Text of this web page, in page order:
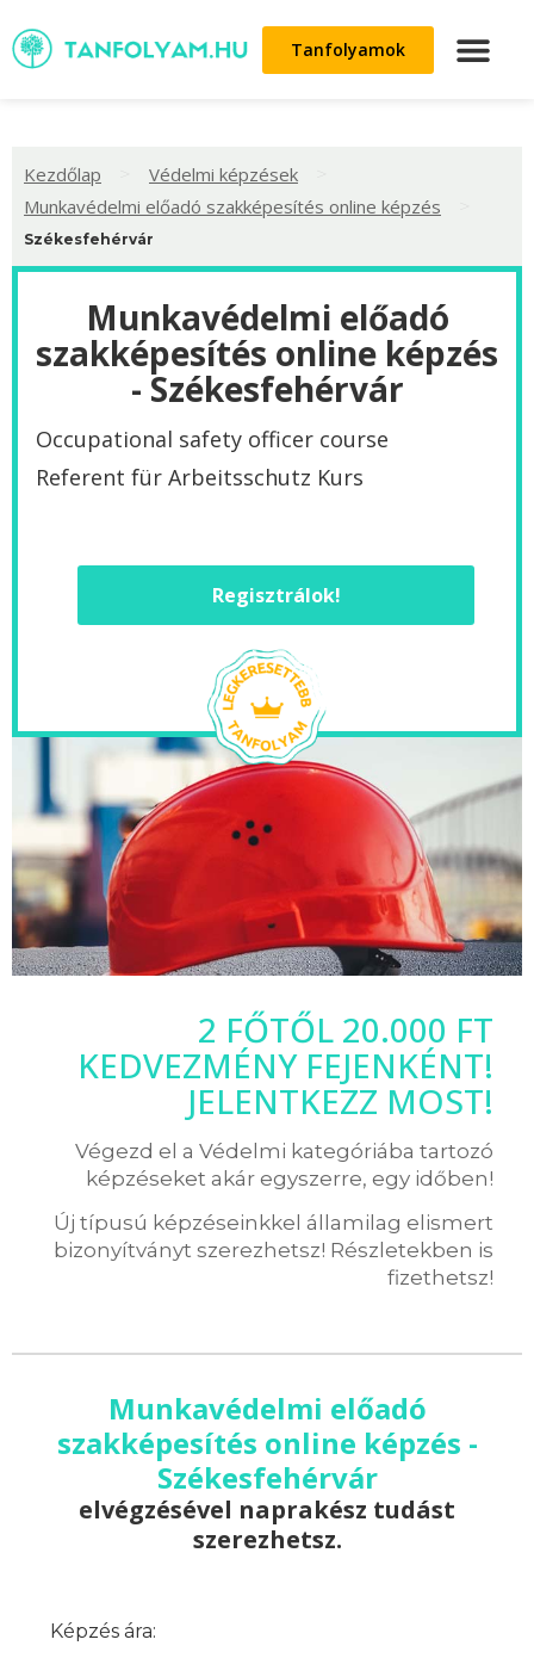
Tanfolyamok
Kezdőlap Védelmi képzések
Munkavédelmi előadó szakképesítés online képzés
Székesfehérvár
Munkavédelmi előadó
szakképesítés online képzés
- Székesfehérvár
Occupational safety officer course
Referent für Arbeitsschutz Kurs
Regisztrálok!
2 FŐTŐL 20.000 FT
KEDVEZMÉNY FEJENKÉNT!
JELENTKEZZ MOST!
Végezd el a Védelmi kategóriába tartozó
képzéseket akár egyszerre, egy időben!
Új típusú képzéseinkkel államilag elismert
bizonyítványt szerezhetsz! Részletekben is
fizethetsz!
Munkavédelmi előadó
szakképesítés online képzés -
Székesfehérvár
elvégzésével naprakész tudást
szerezhetsz.
Képzés ára: